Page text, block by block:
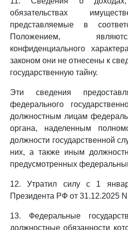
обязательствах
представляемые в
Положением,
конфиденциального
законом они не отнесены к
государственную тайну.
Эти сведения
федерального
должностным лицам
органа, наделенным
должности государственной
них, а также иным
предусмотренных
12. Утратил силу с 1
Президента РФ от 31.12.2025
13. Федеральные
должностные обязанности